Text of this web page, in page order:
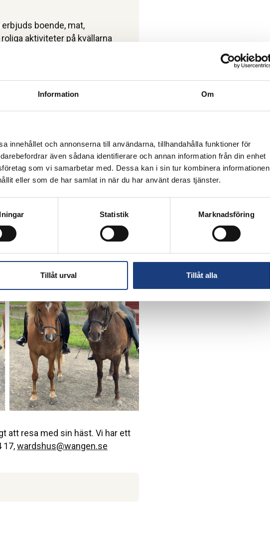
Information Om
innehållet och annonserna till användarna, tillhandahålla funktioner för
även sådana identifierare och annan information från din enhet
som vi samarbetar med. Dessa kan i sin tur kombinera informationen
eller som de har samlat in när du har använt deras tjänster.
Statistik Marknadsföring
Tillåt urval Tillåt alla
boende, mat,
aktiviteter på kvällarna
är åtta. Vid fler sökanden
Wångens ordinarie
lektionstillfällen. Våra lärare
med clinics och
kvällstid men även
att resa med sin häst. Vi har ett
17,wardshus@wangen.se